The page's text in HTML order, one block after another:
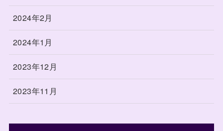
2024年2月
2024年1月
2023年12月
2023年11月